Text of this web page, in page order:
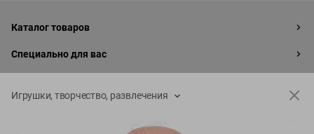
Каталог товаров
Специально для вас
Игрушки, творчество, развлечения